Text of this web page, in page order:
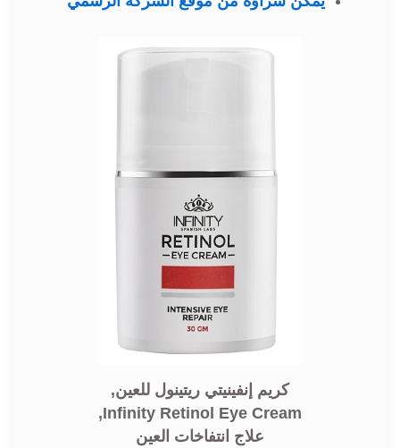
كريم إنفينيتي ريتينول للعين,
Infinity Retinol Eye Cream,
علاج انتفاخات العين